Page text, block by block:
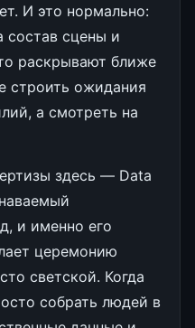
И это нормально:
состав сцены и
раскрывают ближе
строить ожидания
а смотреть на
здесь — Data
и именно его
церемонию
светской. Когда
собрать людей в